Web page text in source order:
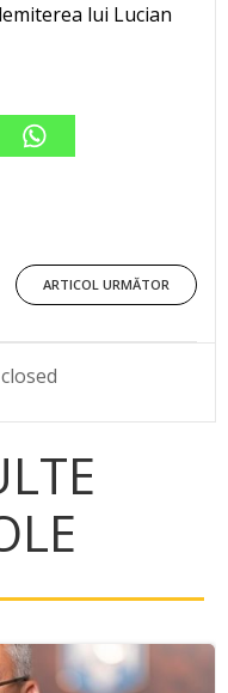
lui Lucian
ARTICOL URMĂTOR